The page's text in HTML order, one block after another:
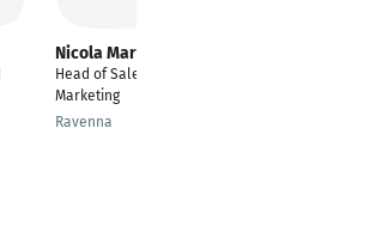
Nicola Marini
Head of Sales and
Marketing
Ravenna